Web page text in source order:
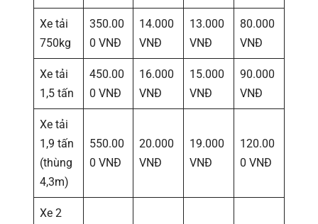
Xe tải
750kg
350.00
0 VNĐ
14.000
VNĐ
13.000
VNĐ
80.000
VNĐ
Xe tải
1,5 tấn
450.00
0 VNĐ
16.000
VNĐ
15.000
VNĐ
90.000
VNĐ
Xe tải
1,9 tấn
(thùng
4,3m)
550.00
0 VNĐ
20.000
VNĐ
19.000
VNĐ
120.00
0 VNĐ
Xe 2